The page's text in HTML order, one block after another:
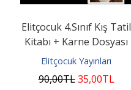
Elitçocuk 4.Sınıf Kış Tatil
Kitabı + Karne Dosyası
Elitçocuk Yayınları
90,00TL 35,00TL